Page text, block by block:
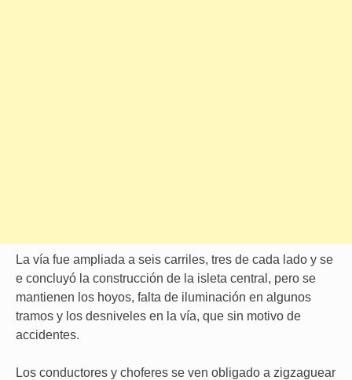
La vía fue ampliada a seis carriles, tres de cada lado y se
e concluyó la construcción de la isleta central, pero se
mantienen los hoyos, falta de iluminación en algunos
tramos y los desniveles en la vía, que sin motivo de
accidentes.
Los conductores y choferes se ven obligado a zigzaguear